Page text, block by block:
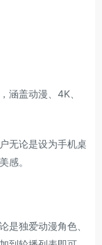
盖动漫、4K、
无论是设为手机桌
感。
独爱动漫角色、